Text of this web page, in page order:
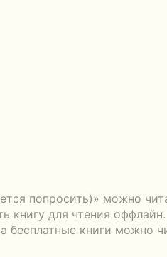
попросить)» можно
книгу для чтения
бесплатные книги можно